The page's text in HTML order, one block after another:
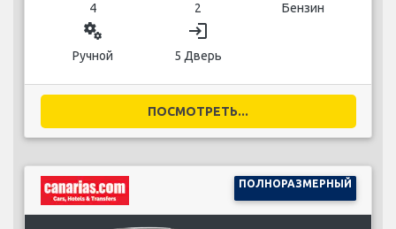
4 2 Бензин
miscellaneous_services
Ручной
login
5 Дверь
ПОСМОТРЕТЬ...
ПОЛНОРАЗМЕРНЫЙ